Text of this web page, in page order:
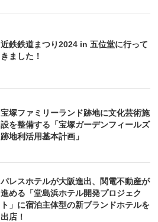
近鉄鉄道まつり2024 in 五位堂に行って
きました！
宝塚ファミリーランド跡地に文化芸術施
設を整備する「宝塚ガーデンフィールズ
跡地利活用基本計画」
パレスホテルが大阪進出、関電不動産が
進める「堂島浜ホテル開発プロジェク
ト」に宿泊主体型の新ブランドホテルを
出店！